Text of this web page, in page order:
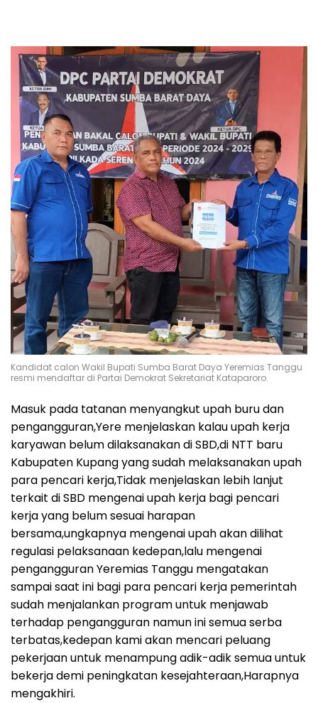
Kandidat calon Wakil Bupati Sumba Barat Daya Yeremias Tanggu
resmi mendaftar di Partai Demokrat Sekretariat Kataparoro.
Masuk pada tatanan menyangkut upah buru dan
pengangguran,Yere menjelaskan kalau upah kerja
karyawan belum dilaksanakan di SBD,di NTT baru
Kabupaten Kupang yang sudah melaksanakan upah
para pencari kerja,Tidak menjelaskan lebih lanjut
terkait di SBD mengenai upah kerja bagi pencari
kerja yang belum sesuai harapan
bersama,ungkapnya mengenai upah akan dilihat
regulasi pelaksanaan kedepan,lalu mengenai
pengangguran Yeremias Tanggu mengatakan
sampai saat ini bagi para pencari kerja pemerintah
sudah menjalankan program untuk menjawab
terhadap pengangguran namun ini semua serba
terbatas,kedepan kami akan mencari peluang
pekerjaan untuk menampung adik-adik semua untuk
bekerja demi peningkatan kesejahteraan,Harapnya
mengakhiri.